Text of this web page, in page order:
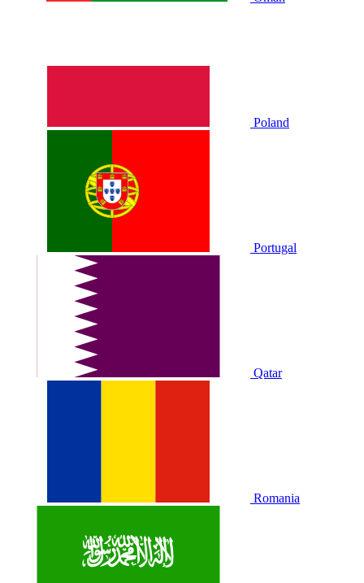
Poland
Portugal
Qatar
Romania